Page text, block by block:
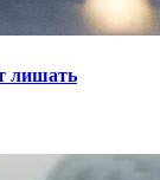
лишать